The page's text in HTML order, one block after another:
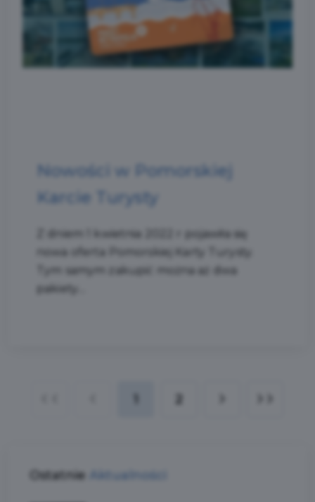
Nowości w Pomorskiej
Karcie Turysty
Z dniem 1 kwietnia 2022 r pojawiła się
nowa oferta Pomorskiej Karty Turysty.
Tym samym zakupić można aż dwa
pakiety....
Ostatnie Aktualności